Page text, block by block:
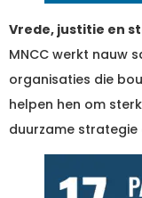
Vrede, justitie en
MNCC werkt nauw
organisaties die
helpen hen om
duurzame